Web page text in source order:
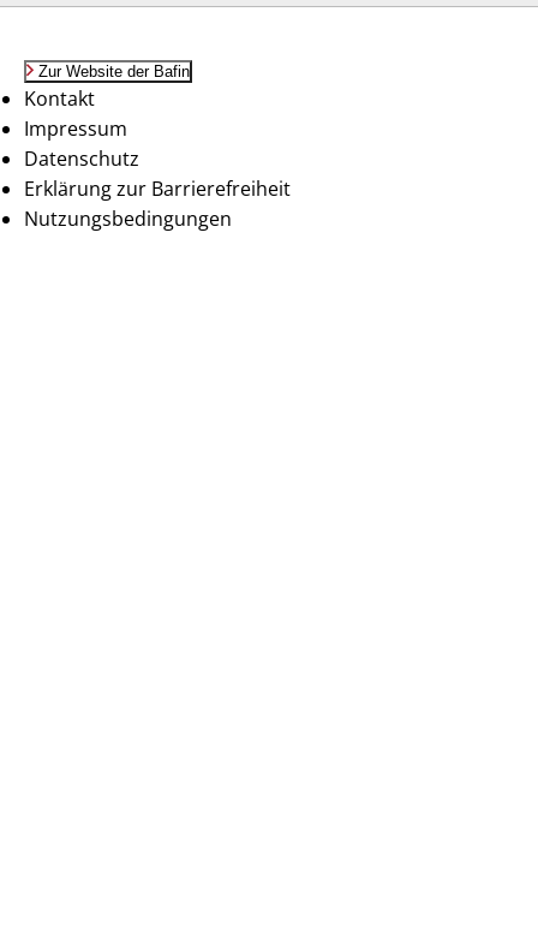
Zur Website der Bafin
Kontakt
Impressum
Datenschutz
Erklärung zur Barrierefreiheit
Nutzungsbedingungen